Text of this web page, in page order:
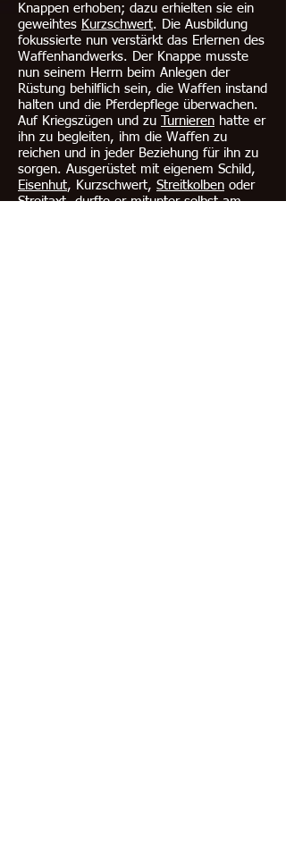
Knappen erhoben; dazu erhielten sie ein
geweihtes Kurzschwert. Die Ausbildung
fokussierte nun verstärkt das Erlernen des
Waffenhandwerks. Der Knappe musste
nun seinem Herrn beim Anlegen der
Rüstung behilflich sein, die Waffen instand
halten und die Pferdepflege überwachen.
Auf Kriegszügen und zu
Turnieren hatte er
ihn zu begleiten, ihm die Waffen zu
reichen und in jeder Beziehung für ihn zu
sorgen. Ausgerüstet mit eigenem Schild,
Eisenhut, Kurzschwert, Streitkolben oder
Streitaxt, durfte er mitunter selbst am